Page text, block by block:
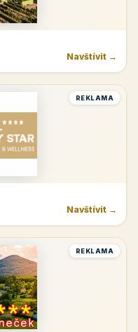
Navštívit →
REKLAMA
Navštívit →
REKLAMA